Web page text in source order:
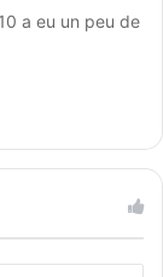
a eu un peu de